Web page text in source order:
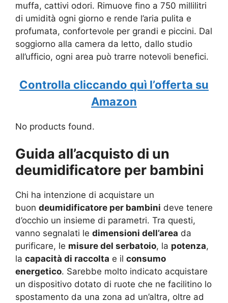
muffa, cattivi odori. Rimuove fino a 750 millilitri
di umidità ogni giorno e rende l’aria pulita e
profumata, confortevole per grandi e piccini. Dal
soggiorno alla camera da letto, dallo studio
all’ufficio, ogni area può trarre notevoli benefici.
Controlla cliccando quì l’offerta su
Amazon
No products found.
Guida all’acquisto di un
deumidificatore per bambini
Chi ha intenzione di acquistare un
buon deumidificatore per bambini deve tenere
d’occhio un insieme di parametri. Tra questi,
vanno segnalati le dimensioni dell’area da
purificare, le misure del serbatoio, la potenza,
la capacità di raccolta e il consumo
energetico. Sarebbe molto indicato acquistare
un dispositivo dotato di ruote che ne facilitino lo
spostamento da una zona ad un’altra, oltre ad